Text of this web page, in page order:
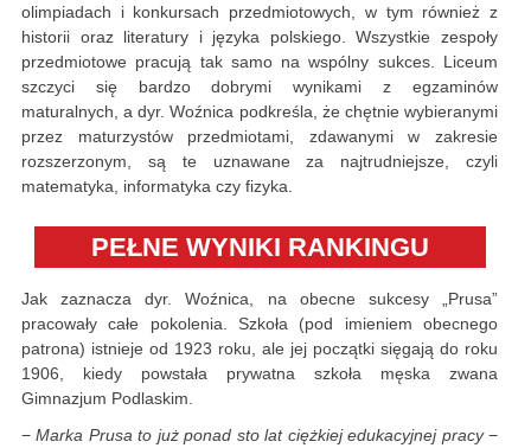
olimpiadach i konkursach przedmiotowych, w tym również z
historii oraz literatury i języka polskiego. Wszystkie zespoły
przedmiotowe pracują tak samo na wspólny sukces. Liceum
szczyci się bardzo dobrymi wynikami z egzaminów
maturalnych, a dyr. Woźnica podkreśla, że chętnie wybieranymi
przez maturzystów przedmiotami, zdawanymi w zakresie
rozszerzonym, są te uznawane za najtrudniejsze, czyli
matematyka, informatyka czy fizyka.
PEŁNE WYNIKI RANKINGU
Jak zaznacza dyr. Woźnica, na obecne sukcesy „Prusa”
pracowały całe pokolenia. Szkoła (pod imieniem obecnego
patrona) istnieje od 1923 roku, ale jej początki sięgają do roku
1906, kiedy powstała prywatna szkoła męska zwana
Gimnazjum Podlaskim.
−Marka Prusa to już ponad sto lat ciężkiej edukacyjnej pracy−